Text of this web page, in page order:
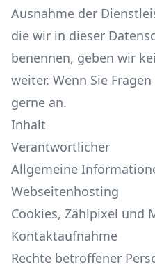
Ausnahme der
die wir in dieser
benennen, geben wir
weiter. Wenn Sie
gerne an.
Inhalt
Verantwortlicher
Allgemeine
Webseitenhosting
Cookies, Zählpixel und
Kontaktaufnahme
Rechte betroffener